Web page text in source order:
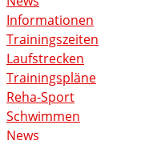
Informationen
Trainingszeiten
Laufstrecken
Trainingspläne
Reha-Sport
Schwimmen
News